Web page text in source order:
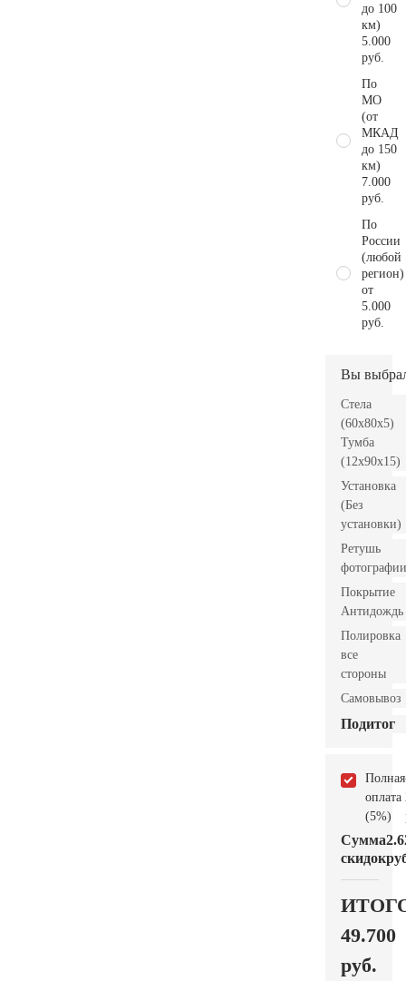
до 100
км)
5.000
руб.
По
МО
(от
МКАД
до 150
км)
7.000
руб.
По
России
(любой
регион)
от
5.000
руб.
Вы
Стела
(60x80x5)
Тумба
(12x90x15)
Установка
(Без
установки)
Ретушь
фотографии
Покрытие
Антидождь
Полировка
все
стороны
Самовывоз
Подитог
Полная
оплата
(5%)
Сумма
скидок
49.700
руб.